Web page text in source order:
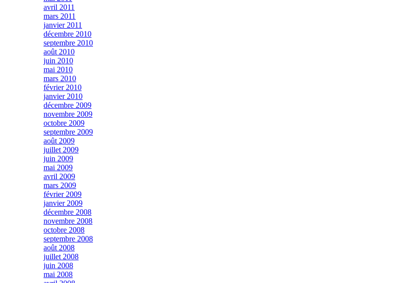
avril 2011
mars 2011
janvier 2011
décembre 2010
septembre 2010
août 2010
juin 2010
mai 2010
mars 2010
février 2010
janvier 2010
décembre 2009
novembre 2009
octobre 2009
septembre 2009
août 2009
juillet 2009
juin 2009
mai 2009
avril 2009
mars 2009
février 2009
janvier 2009
décembre 2008
novembre 2008
octobre 2008
septembre 2008
août 2008
juillet 2008
juin 2008
mai 2008